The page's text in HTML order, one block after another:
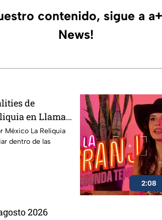
contenido, sigue a
News!
de
en Llamas
México La Reliquia
dentro de las
2:08
2026